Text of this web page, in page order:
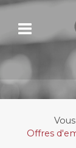
Offres